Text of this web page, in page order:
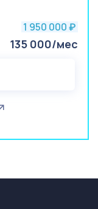
1 950 000 ₽
135 000/мес